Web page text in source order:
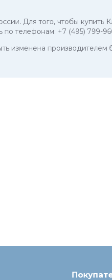
Для того, чтобы купить
по телефонам: +7 (495) 799-
изменена производителем